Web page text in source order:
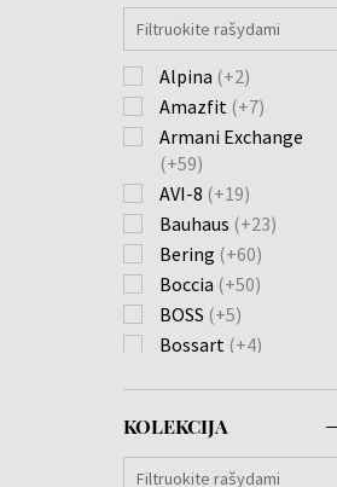
Alpina (+2)
Amazfit (+7)
Armani Exchange
(+59)
AVI-8 (+19)
Bauhaus (+23)
Bering (+60)
Boccia (+50)
BOSS (+5)
Bossart (+4)
Calvin Klein
Carl von Zeyten(+23)
KOLEKCIJA